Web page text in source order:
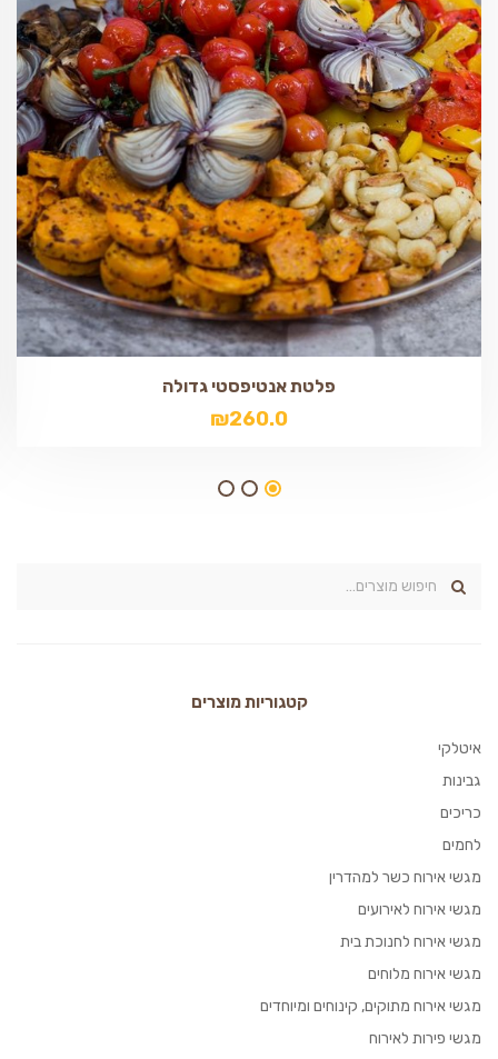
פלטת אנטיפסטי גדולה
₪260.0
קטגוריות מוצרים
איטלקי
גבינות
כריכים
לחמים
מגשי אירוח כשר למהדרין
מגשי אירוח לאירועים
מגשי אירוח לחנוכת בית
מגשי אירוח מלוחים
מגשי אירוח מתוקים, קינוחים ומיוחדים
מגשי פירות לאירוח